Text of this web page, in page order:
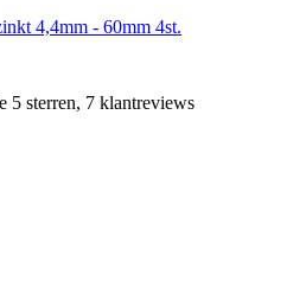
4,4mm - 60mm 4st.
5 sterren, 7 klantreviews